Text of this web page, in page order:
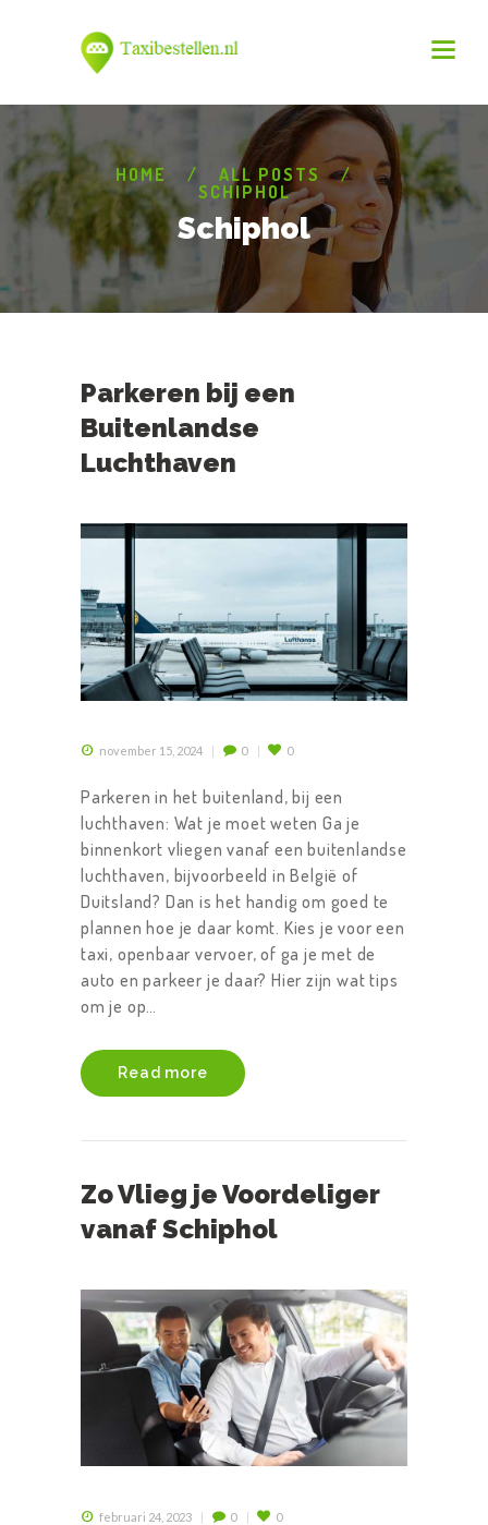
HOME
ALL POSTS
SCHIPHOL
Schiphol
Parkeren bij een
Buitenlandse
Luchthaven
november 15, 2024 0 0
Parkeren in het buitenland, bij een
luchthaven: Wat je moet weten Ga je
binnenkort vliegen vanaf een buitenlandse
luchthaven, bijvoorbeeld in België of
Duitsland? Dan is het handig om goed te
plannen hoe je daar komt. Kies je voor een
taxi, openbaar vervoer, of ga je met de
auto en parkeer je daar? Hier zijn wat tips
om je op…
Read more
Zo Vlieg je Voordeliger
vanaf Schiphol
februari 24, 2023 0 0